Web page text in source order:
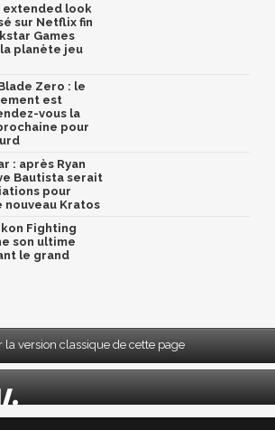
extended look
sur Netflix fin
Games
planète jeu
Zero : le
est
vous la
pour
: après Ryan
Bautista serait
pour
nouveau Kratos
Fighting
son ultime
le grand
la version classique de cette page